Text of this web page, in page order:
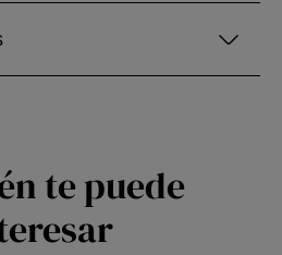
te puede